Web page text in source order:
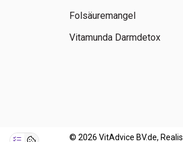
Folsäuremangel
Vitamunda Darmdetox
© 2026 VitAdvice BV.de,